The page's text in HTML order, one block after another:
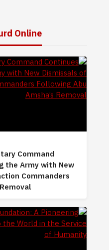
Online
Command
the Army with New
Commanders